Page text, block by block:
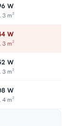
W
3 m²
W
3 m²
W
3 m²
W
4 m²